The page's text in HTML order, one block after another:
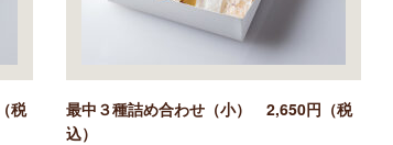
税
最中３種詰め合わせ（小） 2,650円（税
込）